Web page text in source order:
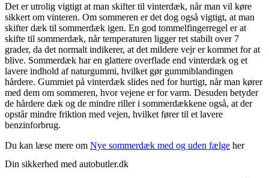
Det er utrolig vigtigt at man skifter til vinterdæk, når man vil køre
sikkert om vinteren. Om sommeren er det dog også vigtigt, at man
skifter dæk til sommerdæk igen. En god tommelfingerregel er at
skifte til sommerdæk, når temperaturen ligger ret stabilt over 7
grader, da det normalt indikerer, at det mildere vejr er kommet for at
blive. Sommerdæk har en glattere overflade end vinterdæk og et
lavere indhold af naturgummi, hvilket gør gummiblandingen
hårdere. Gummiet på vinterdæk slides ned for hurtigt, når man kører
med dem om sommeren, hvor vejene er for varm. Desuden betyder
de hårdere dæk og de mindre riller i sommerdækkene også, at der
opstår mindre friktion med vejen, hvilket fører til et lavere
benzinforbrug.
Du kan læse mere om Nye sommerdæk med og uden fælge her
Din sikkerhed med autobutler.dk